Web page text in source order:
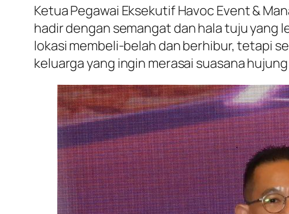
Ketua Pegawai Eksekutif Havoc Event &
hadir dengan semangat dan hala tuju yang
lokasi membeli-belah dan berhibur, tetapi
keluarga yang ingin merasai suasana